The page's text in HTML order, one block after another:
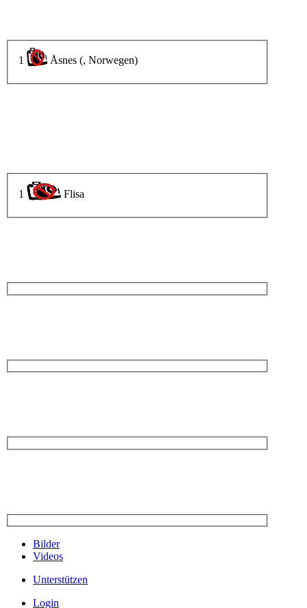
1 Åsnes (, Norwegen)
1 Flisa
Bilder
Videos
Unterstützen
Login